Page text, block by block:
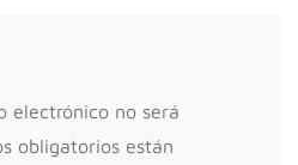
electrónico no será
obligatorios están